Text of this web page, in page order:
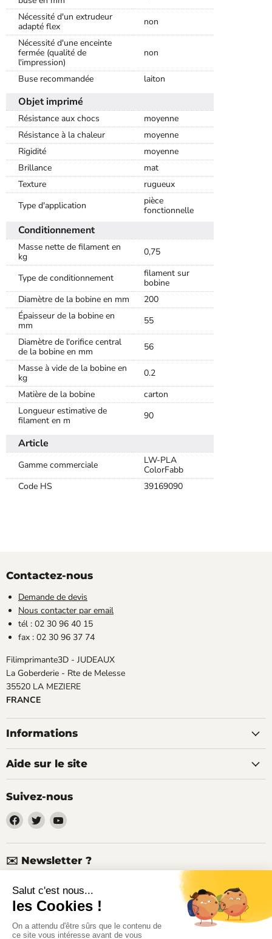
Nécessité d'un extrudeur
adapté flex
non
Nécessité d'une enceinte
fermée (qualité de
l'impression)
non
Buse recommandée laiton
Objet imprimé
Résistance aux chocs
moyenne
Résistance à la chaleur
moyenne
Rigidité
moyenne
Brillance
mat
Texture
rugueux
Type d'application
pièce
fonctionnelle
Conditionnement
Masse nette de filament en
kg
0,75
Type de conditionnement
filament sur
bobine
Diamètre de la bobine en mm
200
Épaisseur de la bobine en
mm
55
Diamètre de l'orifice central
de la bobine en mm
56
Masse à vide de la bobine en
kg
0.2
Matière de la bobine
carton
Longueur estimative de
filament en m
90
Article
Gamme commerciale
LW-PLA
ColorFabb
Code HS
39169090
Contactez-nous
Demande de devis
Nous contacter par email
tél : 02 30 96 40 15
fax : 02 30 96 37 74
Filimprimante3D - JUDEAUX
La Goberderie - Rte de Melesse
35520 LA MEZIERE
FRANCE
Informations
Aide sur le site
Suivez-nous
Trouvez-
nous
sur
Facebook
Trouvez-
nous
sur
Twitter
Trouvez-
sur
YouTube
✉️ Newsletter ?
Nouveaux produits, articles techniques, promotions, codes de
réduction...
Inscrivez-vous à notre lettre d'informations ici !